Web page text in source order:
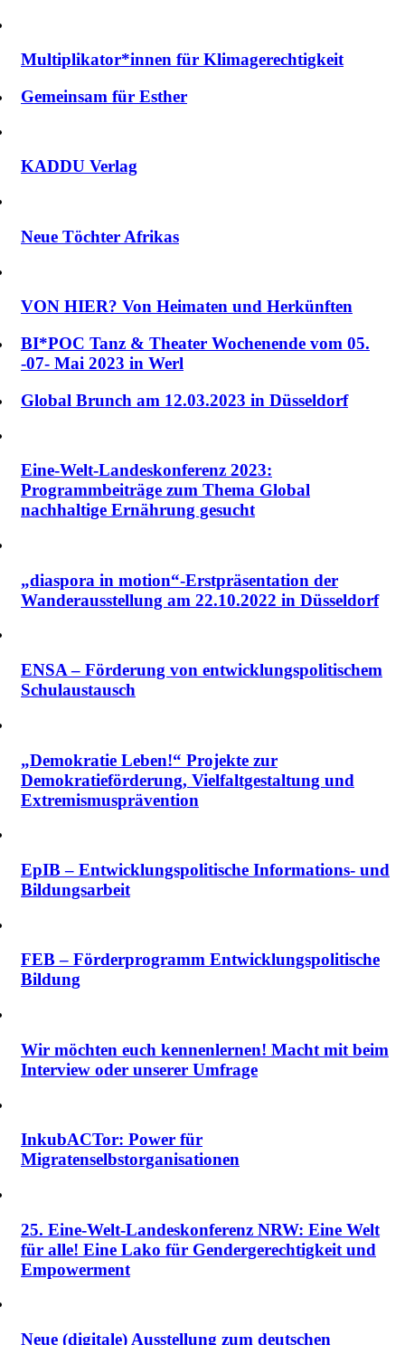
Multiplikator*innen für Klimagerechtigkeit
Gemeinsam für Esther
KADDU Verlag
Neue Töchter Afrikas
VON HIER? Von Heimaten und Herkünften
BI*POC Tanz & Theater Wochenende vom 05.
-07- Mai 2023 in Werl
Global Brunch am 12.03.2023 in Düsseldorf
Eine-Welt-Landeskonferenz 2023:
Programmbeiträge zum Thema Global
nachhaltige Ernährung gesucht
„diaspora in motion“-Erstpräsentation der
Wanderausstellung am 22.10.2022 in Düsseldorf
ENSA – Förderung von entwicklungspolitischem
Schulaustausch
„Demokratie Leben!“ Projekte zur
Demokratieförderung, Vielfalt­gestaltung und
Extremismus­prävention
EpIB – Entwicklungspolitische Informations- und
Bildungsarbeit
FEB – Förderprogramm Entwicklungspolitische
Bildung
Wir möchten euch kennenlernen! Macht mit beim
Interview oder unserer Umfrage
InkubACTor: Power für
Migratenselbstorganisationen
25. Eine-Welt-Landeskonferenz NRW: Eine Welt
für alle! Eine Lako für Gendergerechtigkeit und
Empowerment
Neue (digitale) Ausstellung zum deutschen